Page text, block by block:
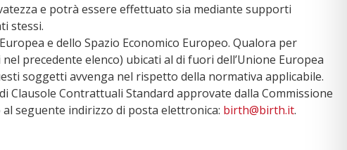
e potrà essere effettuato sia mediante supporti
stessi.
e dello Spazio Economico Europeo. Qualora per
precedente elenco) ubicati al di fuori dell’Unione Europea
soggetti avvenga nel rispetto della normativa applicabile.
Contrattuali Standard approvate dalla Commissione
seguente indirizzo di posta elettronica: birth@birth.it.